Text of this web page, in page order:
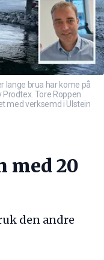
lange brua har kome på
Prodtex. Tore Roppen
med verksemd i Ulstein
med 20
den andre